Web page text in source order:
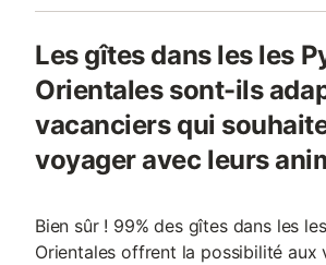
Les gîtes dans les les
Orientales sont-ils
vacanciers qui
voyager avec leurs
Bien sûr ! 99% des gîtes dans les
Orientales offrent la possibilité aux